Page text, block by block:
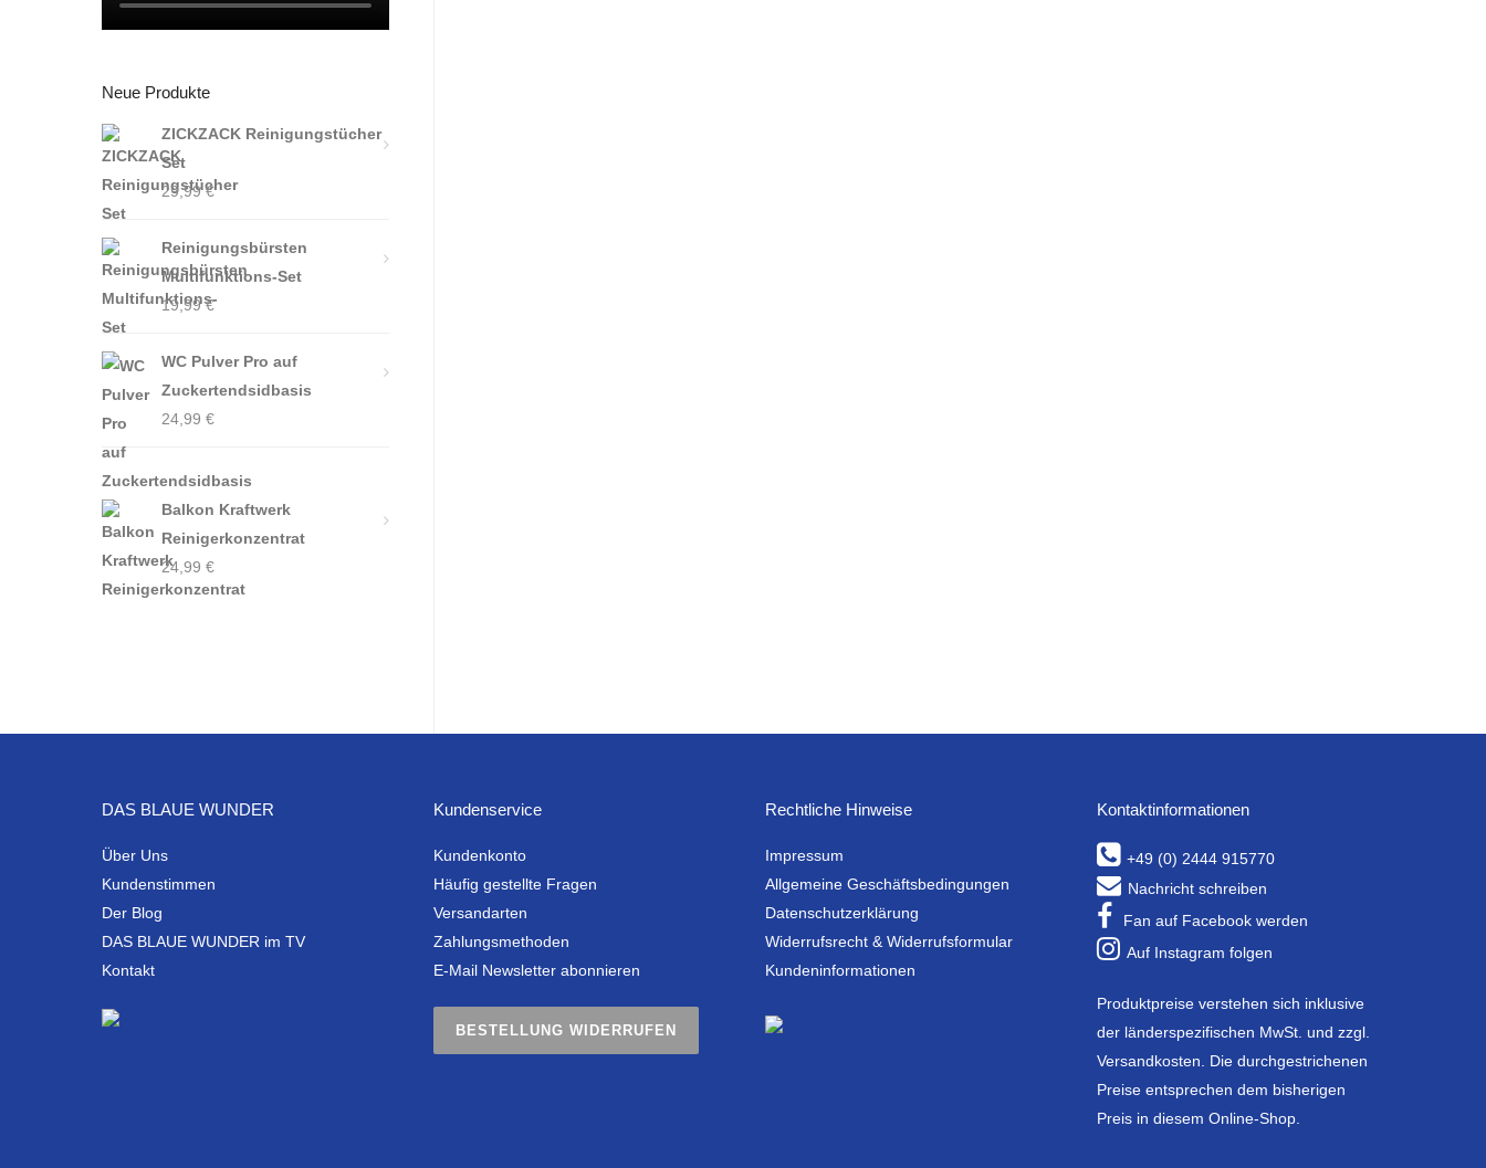
Neue Produkte
ZICKZACK Reinigungstücher
Set
29,99€
Reinigungsbürsten
Multifunktions-Set
19,99€
WC Pulver Pro auf
Zuckertendsidbasis
24,99 €
Balkon Kraftwerk
Reinigerkonzentrat
24,99 €
DAS BLAUE WUNDER
Über Uns
Kundenstimmen
Der Blog
DAS BLAUE WUNDER im TV
Kontakt
Kundenservice
Kundenkonto
Häufig gestellte Fragen
Versandarten
Zahlungsmethoden
E-Mail Newsletter abonnieren
BESTELLUNG WIDERRUFEN
Rechtliche Hinweise
Impressum
Allgemeine Geschäftsbedingungen
Datenschutzerklärung
Widerrufsrecht & Widerrufsformular
Kundeninformationen
Kontaktinformationen
+49 (0) 2444 915770
Nachricht schreiben
Fan auf Facebook werden
Auf Instagram folgen
Produktpreise verstehen sich inklusive
der länderspezifischen MwSt. und zzgl.
Versandkosten. Die durchgestrichenen
Preise entsprechen dem bisherigen
Preis in diesem Online-Shop.